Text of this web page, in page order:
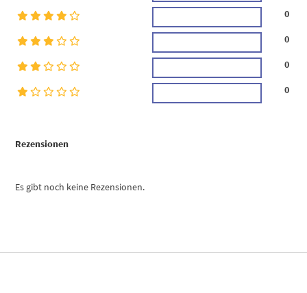
Rezensionen
Es gibt noch keine Rezensionen.
0
0
0
0